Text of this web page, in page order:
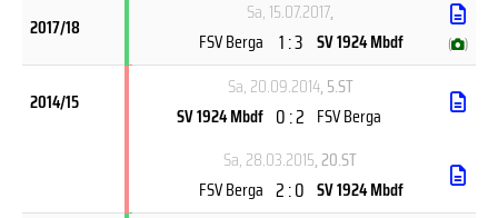
2017/18
Sa, 15.07.2017,
FSV Berga 1 : 3 SV 1924 Mbdf ( )
2014/15
Sa, 20.09.2014, 5.ST
SV 1924 Mbdf 0 : 2 FSV Berga
Sa, 28.03.2015, 20.ST
FSV Berga 2 : 0 SV 1924 Mbdf